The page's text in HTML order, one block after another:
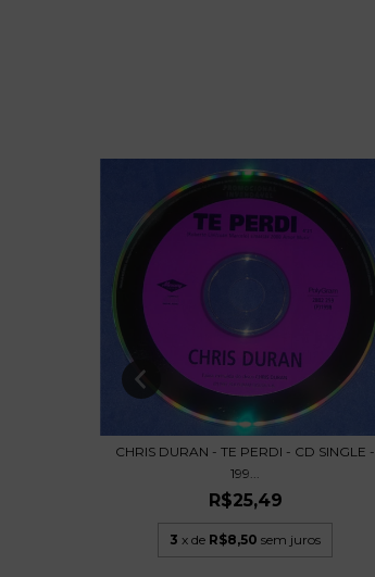
CHRIS DURAN - TE PERDI - CD SINGLE -
199...
R$25,49
3 x de R$8,50 sem juros